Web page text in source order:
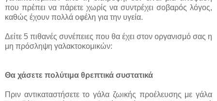
που πρέπει να πάρετε χωρίς να συντρέχει σοβαρός λόγος,
καθώς έχουν πολλά οφέλη για την υγεία.
Δείτε 5 πιθανές συνέπειες που θα έχει στον οργανισμό σας η
μη πρόσληψη γαλακτοκομικών:
Θα χάσετε πολύτιμα θρεπτικά συστατικά
Πριν αντικαταστήσετε το γάλα ζωικής προέλευσης με γάλα